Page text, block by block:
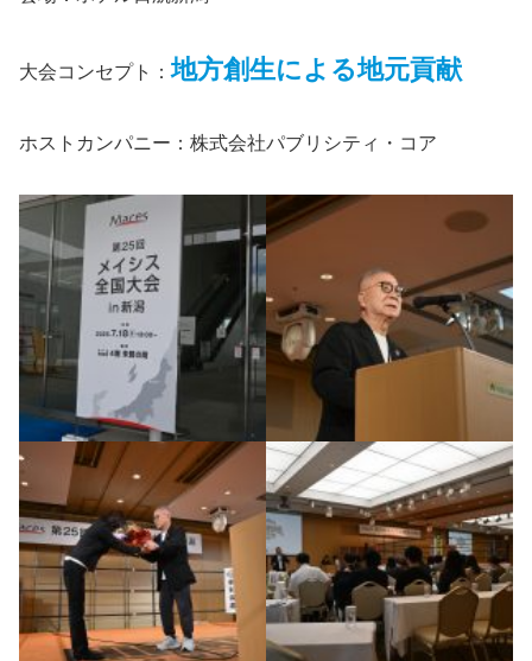
大会コンセプト：地方創生による地元貢献
ホストカンパニー：株式会社パブリシティ・コア